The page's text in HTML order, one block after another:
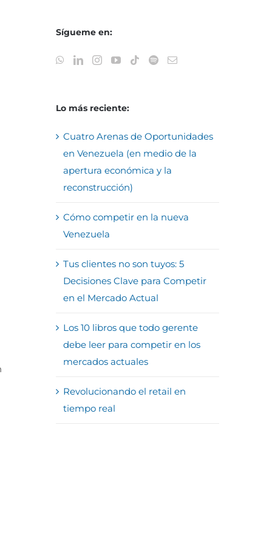
Sígueme en:
Lo más reciente:
Cuatro Arenas de Oportunidades
en Venezuela (en medio de la
apertura económica y la
reconstrucción)
Cómo competir en la nueva
Venezuela
Tus clientes no son tuyos: 5
Decisiones Clave para Competir
en el Mercado Actual
Los 10 libros que todo gerente
debe leer para competir en los
mercados actuales
Revolucionando el retail en
tiempo real